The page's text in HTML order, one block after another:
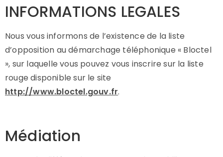
INFORMATIONS LEGALES
Nous vous informons de l’existence de la liste
d’opposition au démarchage téléphonique « Bloctel
», sur laquelle vous pouvez vous inscrire sur la liste
rouge disponible sur le site
http://www.bloctel.gouv.fr.
Médiation